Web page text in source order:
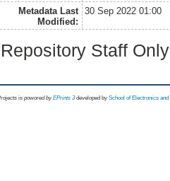
Metadata Last
Modified:
30 Sep 2022 01:00
Repository Staff
is powored byEPrints 3 developed by School of Electronics